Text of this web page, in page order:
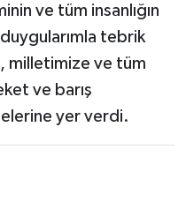
ve tüm insanlığın
duygularımla tebrik
milletimize ve tüm
ve barış
yer verdi.